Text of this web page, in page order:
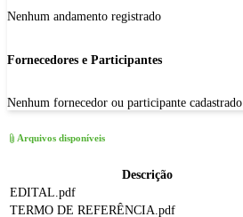
Nenhum andamento registrado
Fornecedores e Participantes
Nenhum fornecedor ou participante cadastrado
Arquivos disponíveis
Descrição
EDITAL.pdf
TERMO DE REFERÊNCIA.pdf